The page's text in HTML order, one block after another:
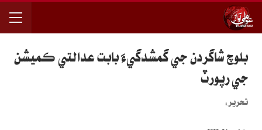
بلوچ شاگردن جي گمشدگيءَ بابت عدالتي ڪميشن
جي رپورٽ
تحرير: